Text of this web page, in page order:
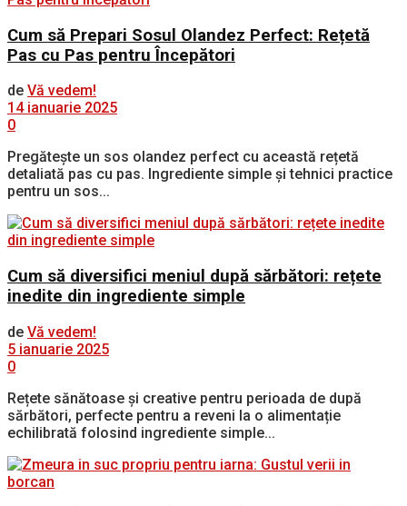
Cum să Prepari Sosul Olandez Perfect: Rețetă
Pas cu Pas pentru Începători
de Vă vedem!
14 ianuarie 2025
0
Pregătește un sos olandez perfect cu această rețetă
detaliată pas cu pas. Ingrediente simple și tehnici practice
pentru un sos...
Cum să diversifici meniul după sărbători: rețete
inedite din ingrediente simple
de Vă vedem!
5 ianuarie 2025
0
Rețete sănătoase și creative pentru perioada de după
sărbători, perfecte pentru a reveni la o alimentație
echilibrată folosind ingrediente simple...